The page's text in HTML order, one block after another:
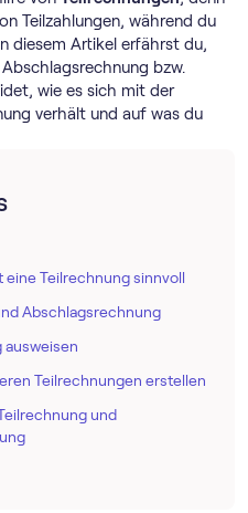
Teilzahlungen, während du
diesem Artikel erfährst du,
bzw.
wie es sich mit der
verhält und auf was du
Teilrechnung sinnvoll
Abschlagsrechnung
ausweisen
Teilrechnungen erstellen
und